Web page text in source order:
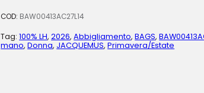
COD: BAW00413AC27L14
Tag:100% LH,2026,Abbigliamento,BAGS,
mano,Donna, JACQUEMUS,Primavera/Estate